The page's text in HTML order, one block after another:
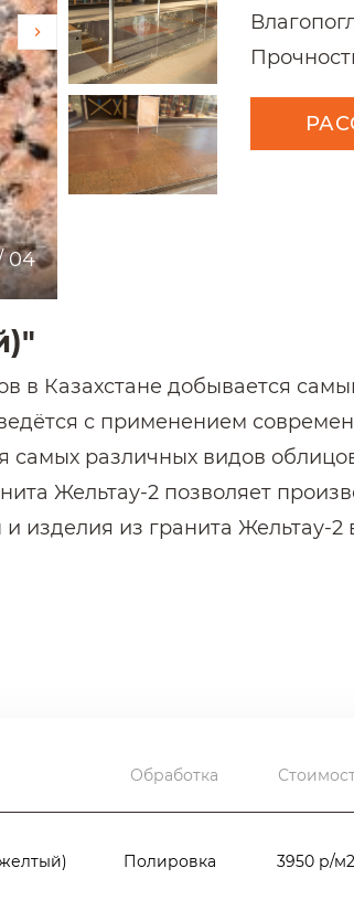
04
в Казахстане добывается
с применением
самых различных видов
Жельтау-2 позволяет
из гранита Жельтау-2
Это даёт возможность
Жельтау-2 в
Обработка
Полировка 3950 р/м2